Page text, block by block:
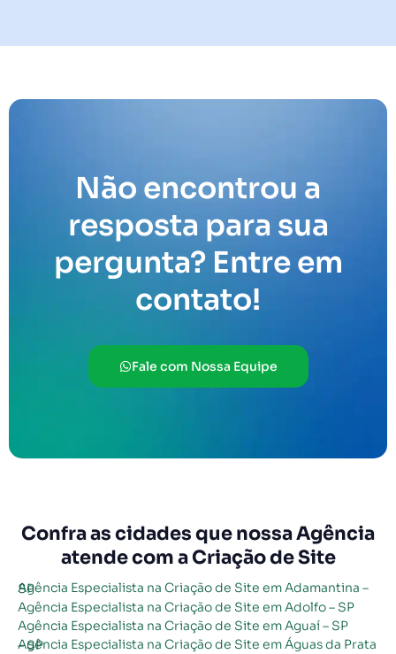
Não encontrou a
resposta para sua
pergunta? Entre em
contato!
Fale com Nossa Equipe
Confra as cidades que nossa Agência
atende com a Criação de Site
Agência Especialista na Criação de Site em Adamantina – SP
Agência Especialista na Criação de Site em Adolfo – SP
Agência Especialista na Criação de Site em Aguaí – SP
Agência Especialista na Criação de Site em Águas da Prata – SP